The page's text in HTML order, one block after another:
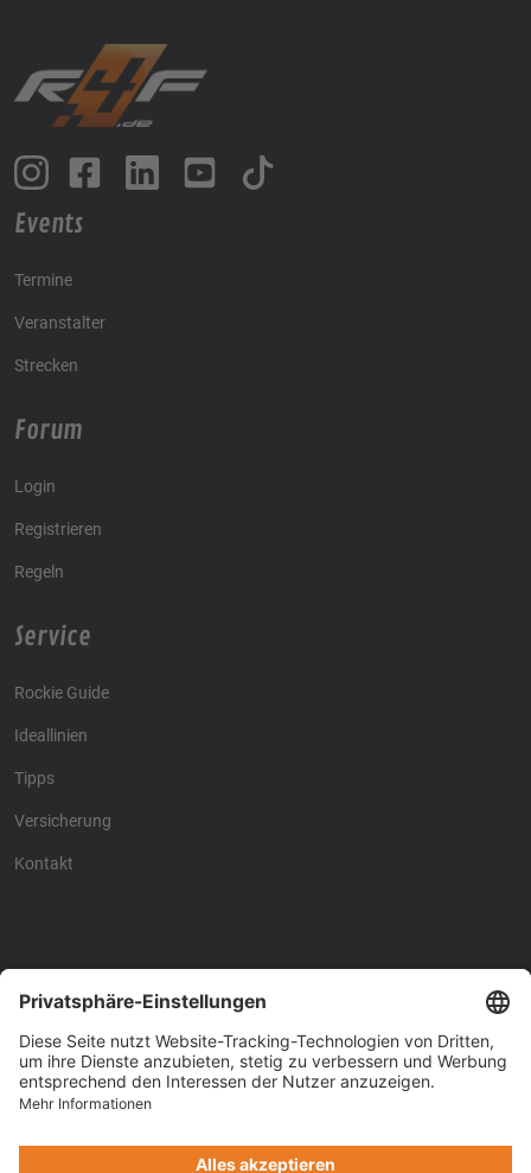
Events
Termine
Veranstalter
Strecken
Forum
Login
Registrieren
Regeln
Service
Rockie Guide
Ideallinien
Tipps
Versicherung
Kontakt
Racing4fun - Alles über
Racing4fun - Alles über
Copyright © Racing4Fun 2024 Impressum